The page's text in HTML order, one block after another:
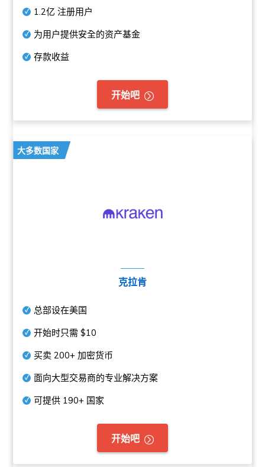
1.2亿 注册用户
为用户提供安全的资产基金
存款收益
开始吧
大多数国家
克拉肯
总部设在美国
开始时只需$10
买卖200+ 加密货币
面向大型交易商的专业解决方案
可提供 190+ 国家
开始吧